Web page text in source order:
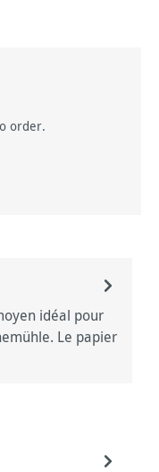
order.
idéal pour
Le papier